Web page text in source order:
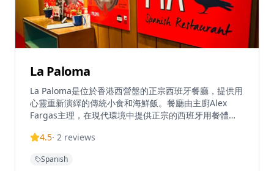
La Paloma
La Paloma是位於香港西營盤的正宗西班牙餐廳，提供用
心靈重新演繹的傳統小食和海鮮飯。餐廳由主廚Alex
Fargas主理，在現代環境中提供正宗的西班牙用餐體
的高評價，在香港13,641家餐廳中排名第284位。這家餐
飯。餐廳週一至週日提供午餐和晚餐服務，午餐時間為下
4.5· 2 reviews
Spanish